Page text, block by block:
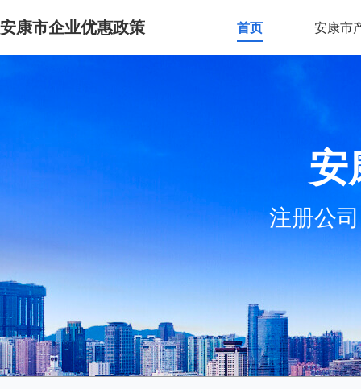
安康市企业优惠政策 首页 安康市
安
注册公